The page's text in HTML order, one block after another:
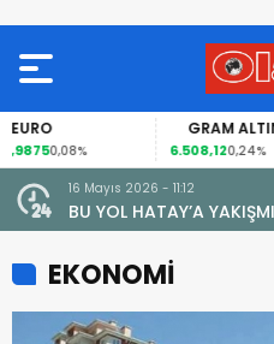
GRAM ALTIN
6.508,12
FAİZ
41,53-
Amik
16 Mayıs 2026 - 11:12
BU YOL HATAY’A
EKONOMİ